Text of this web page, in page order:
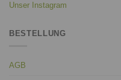
Unser Instagram
BESTELLUNG
AGB